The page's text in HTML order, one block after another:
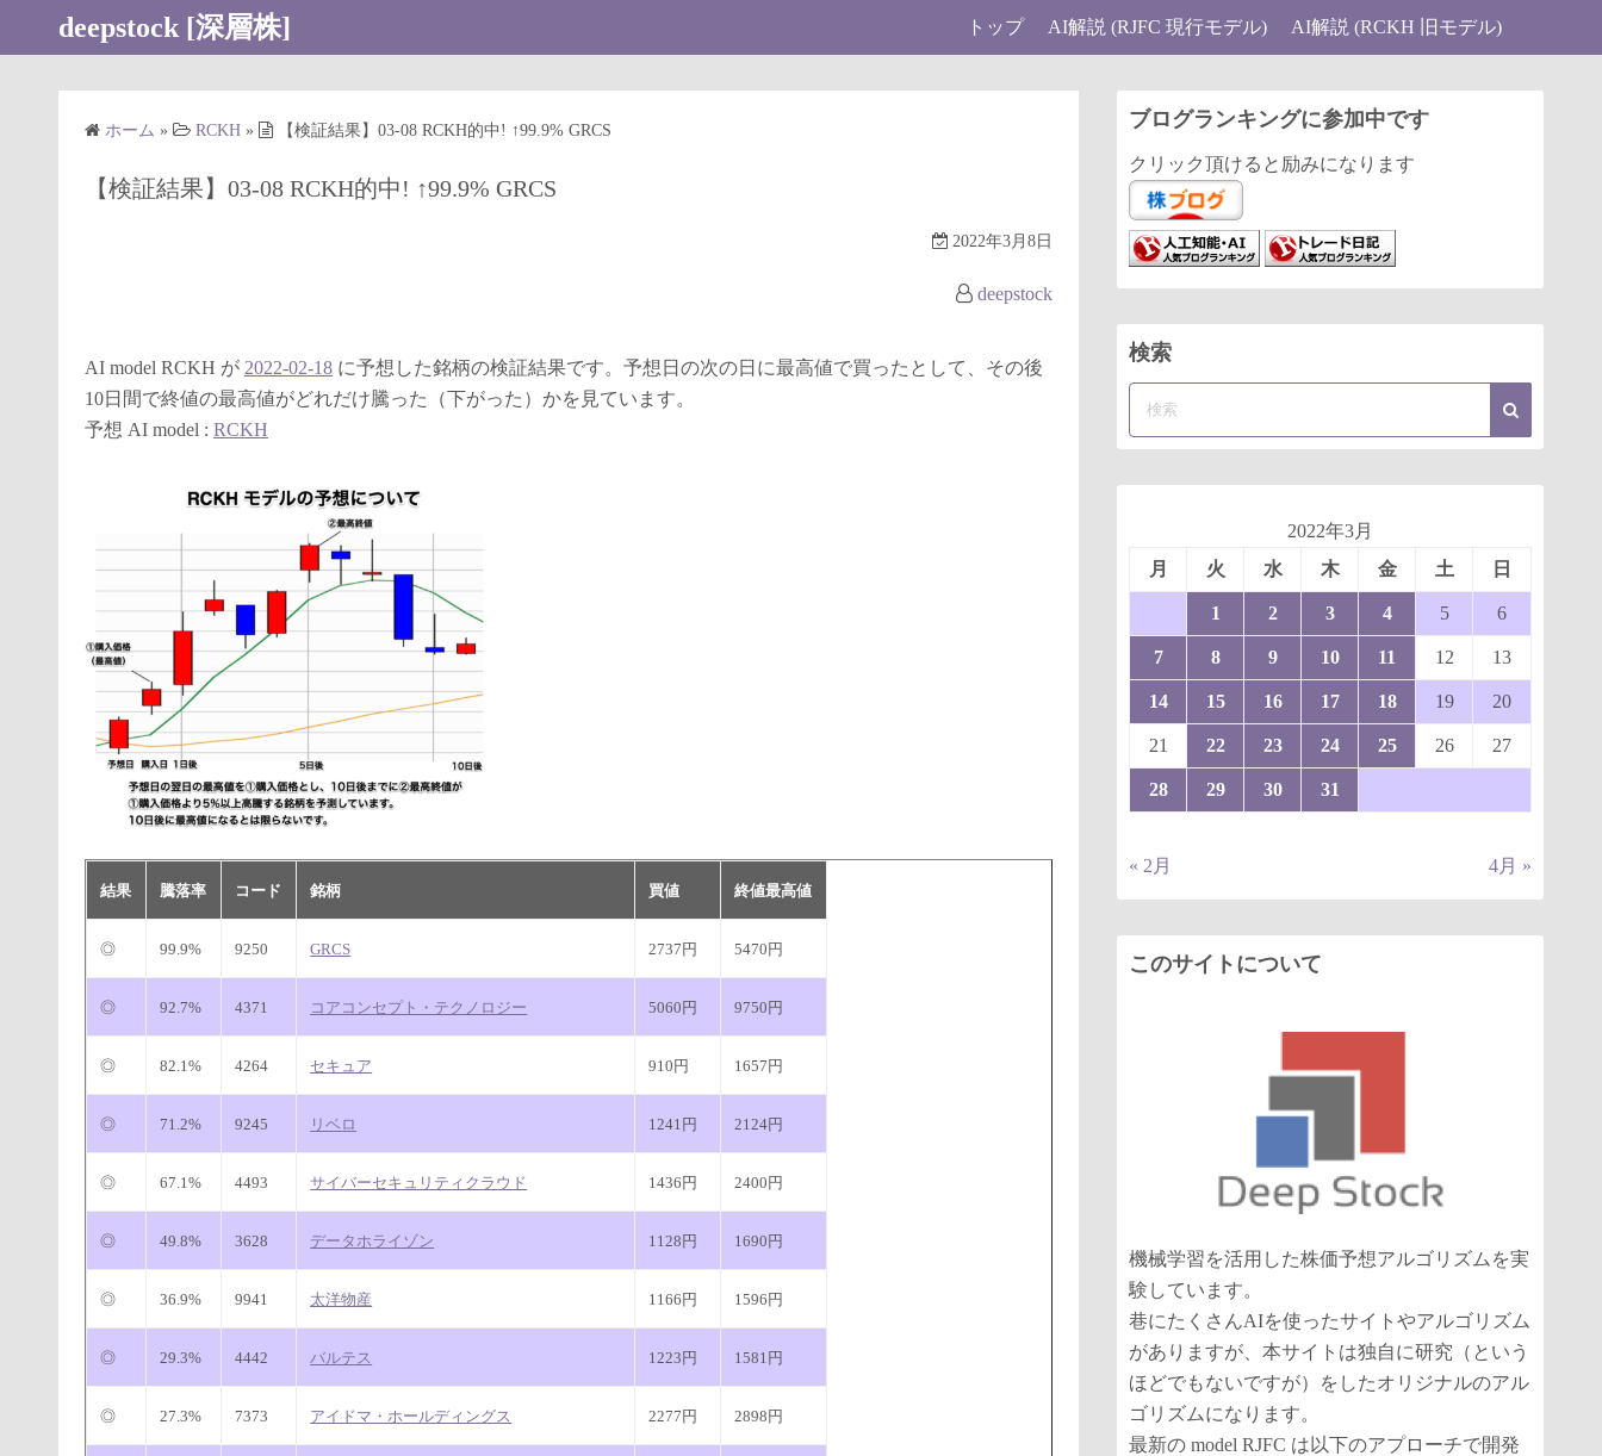
deepstock [深層株] トップ AI解説 (RJFC 現行モデル) AI解説 (RCKH 旧モデル)
ホーム » RCKH » 【検証結果】03-08 RCKH的中! ↑99.9% GRCS
【検証結果】03-08 RCKH的中! ↑99.9% GRCS
2022年3月8日
deepstock
AI model RCKH が 2022-02-18 に予想した銘柄の検証結果です。予想日の次の日に最高値で買ったとして、その後
10日間で終値の最高値がどれだけ騰った（下がった）かを見ています。
予想 AI model : RCKH
結果 騰落率 コード 銘柄 買値 終値最高値
◎ 99.9% 9250 GRCS 2737円 5470円
◎ 92.7% 4371 コアコンセプト・テクノロジー 5060円 9750円
◎ 82.1% 4264 セキュア 910円 1657円
◎ 71.2% 9245 リベロ 1241円 2124円
◎ 67.1% 4493 サイバーセキュリティクラウド 1436円 2400円
◎ 49.8% 3628 データホライゾン 1128円 1690円
◎ 36.9% 9941 太洋物産 1166円 1596円
◎ 29.3% 4442 バルテス 1223円 1581円
◎ 27.3% 7373 アイドマ・ホールディングス 2277円 2898円
ブログランキングに参加中です
クリック頂けると励みになります
検索
2022年3月
月
火 水 木 金 土 日
1 2 3 4 5 6
7 8 9 10 11 12 13
14 15 16 17 18 19 20
21 22 23 24 25 26 27
28 29 30 31
« 2月 4月 »
このサイトについて
機械学習を活用した株価予想アルゴリズムを実
験しています。
巷にたくさんAIを使ったサイトやアルゴリズム
がありますが、本サイトは独自に研究（という
ほどでもないですが）をしたオリジナルのアル
ゴリズムになります。
最新の model RJFC は以下のアプローチで開発